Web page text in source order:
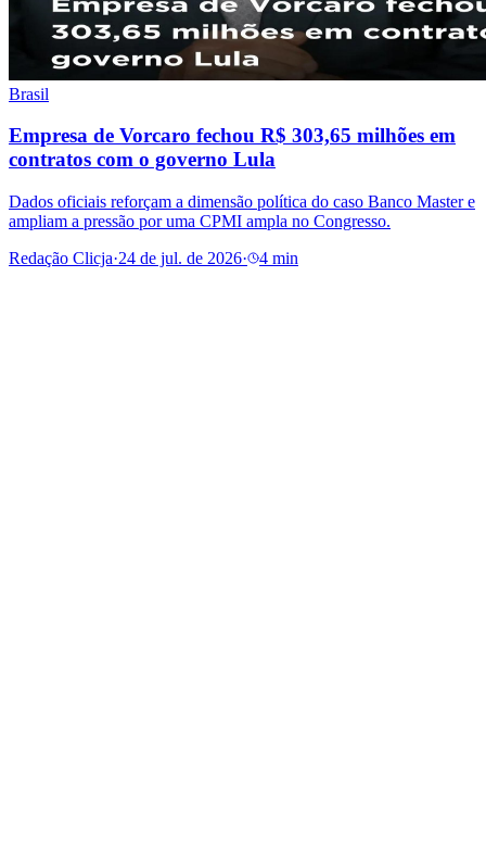
Brasil
Empresa de Vorcaro fechou R$ 303,65 milhões em
contratos com o governo Lula
Dados oficiais reforçam a dimensão política do caso Banco Master e
ampliam a pressão por uma CPMI ampla no Congresso.
Redação Clicja·24 de jul. de 2026· 4 min